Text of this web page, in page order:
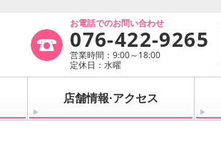
お電話でのお問い合わせ
076-422-9265
営業時間：9:00～18:00
定休日：水曜
店舗情報·アクセス